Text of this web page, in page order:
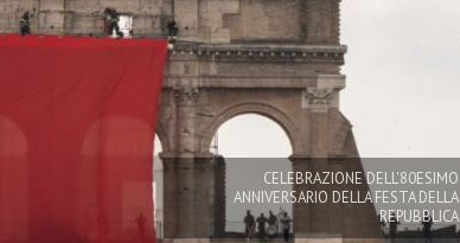
CELEBRAZIONE DELL'80ESIMO
ANNIVERSARIO DELLA FESTA DELLA
REPUBBLICA